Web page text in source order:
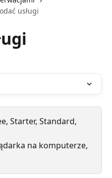
usługi
Starter, Standard,
na komputerze,